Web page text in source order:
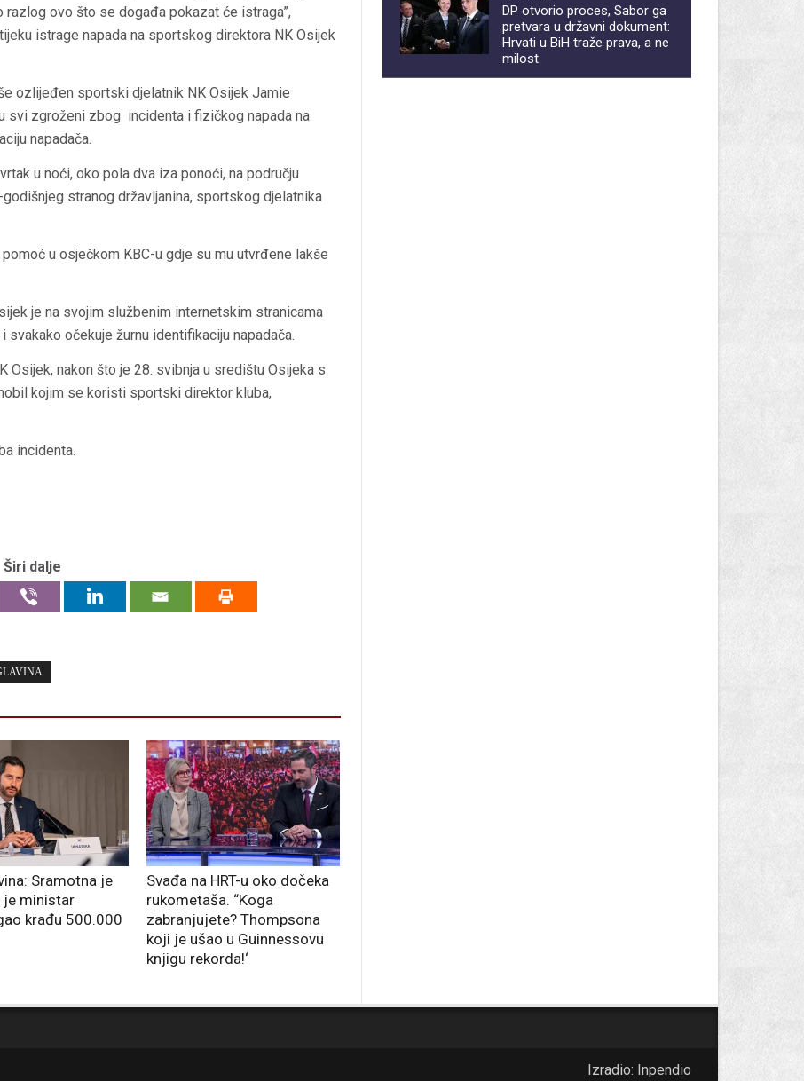
ovo što se događa pokazat će istraga”,
istrage napada na sportskog direktora NK Osijek
ozlijeđen sportski djelatnik NK Osijek Jamie
svi zgroženi zbog incidenta i fizičkog napada na
napadača.
u noći, oko pola dva iza ponoći, na području
stranog državljanina, sportskog djelatnika
u osječkom KBC-u gdje su mu utvrđene lakše
je na svojim službenim internetskim stranicama
očekuje žurnu identifikaciju napadača.
Osijek, nakon što je 28. svibnja u središtu Osijeka s
kojim se koristi sportski direktor kluba,
incidenta.
Širi dalje
Sramotna je
je ministar
krađu 500.000
Svađa na HRT-u oko dočeka
rukometaša. “Koga
zabranjujete? Thompsona
koji je ušao u Guinnessovu
knjigu rekorda!‘
DP otvorio proces, Sabor ga
pretvara u državni dokument:
Hrvati u BiH traže prava, a ne
milost
Izradio: Inpendio